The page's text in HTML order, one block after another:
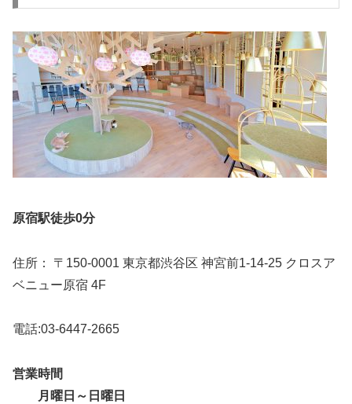
原宿駅徒歩0分
住所： 〒150-0001 東京都渋谷区 神宮前1-14-25 クロスア
ベニュー原宿 4F
電話:03-6447-2665
営業時間
月曜日～日曜日